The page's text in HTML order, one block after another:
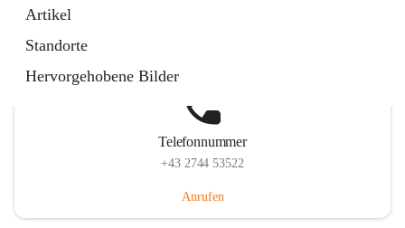
Artikel
Standorte
Hervorgehobene Bilder
Telefonnummer
+43 2744 53522
Anrufen